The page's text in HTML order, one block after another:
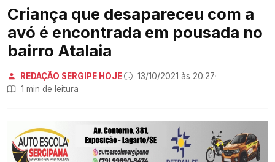
Criança que desapareceu com a
avó é encontrada em pousada no
bairro Atalaia
REDAÇÃO SERGIPE HOJE· 13/10/2021 às 20:27·
1 min de leitura